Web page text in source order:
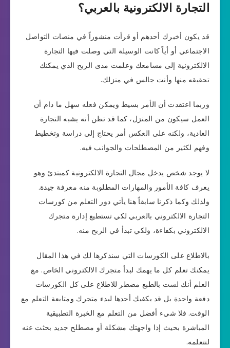
التجارة الالكترونية بالعربي؟
قد يكون أخبرك أحدهم أو قرأت منشوراً في منصات التواصل
الاجتماعي أو أياً كانت الوسيلة التي وصلت فيها التجارة
الالكترونية إلى مسامعك وعلمت مدى الربح الذي يمكنك
تحقيقه منها وأنت جالس في منزلك.
وربما اعتقدت أن الأمر بسيط ويمكن فعله سهل ما دام أن
العمل سيكون من المنزل، كما قد تظن أنه يشبه التجارة
العادية، ولكنه على العكس أمر يحتاج إلى دراسة وتخطيط
وفهم لكثير من المصطلحات والجوانب فيه.
لا يوجد شخص يدخل مجال التجارة الالكترونية كمبتدئ وهو
يعرف كافة الأمور والمهارات المطلوبة منه معرفة جيدة.
ولذلك وكما ذكرنا سابقاً هنا يأتي دور التعلم من كورسات
التجارة الالكتروني بالعربي لكي تستطيع إدارة متجرك
الالكتروني بكفاءة، ولكي تبدأ في الربح منه.
بالاطلاع على الكورسات التي سنذكرها لك في هذا المقال
يمكنك تعلم كل ما يهمك لبدأ متجرك الالكتروني الخاص. مع
العلم أنك لست بالطبع مضطر للاطلاع على كل الكورسات
دفعة واحدة بل قد يكفيك أحدها لبدء متجرك ومتابعة التعلم مع
الوقت. فلا شيء أفضل من التعلم مع الخبرة التطبيقية
المباشرة بحيث إذا واجهتك مشكلة أو مصطلح جديد بحثت عنه
لتتعلمه.